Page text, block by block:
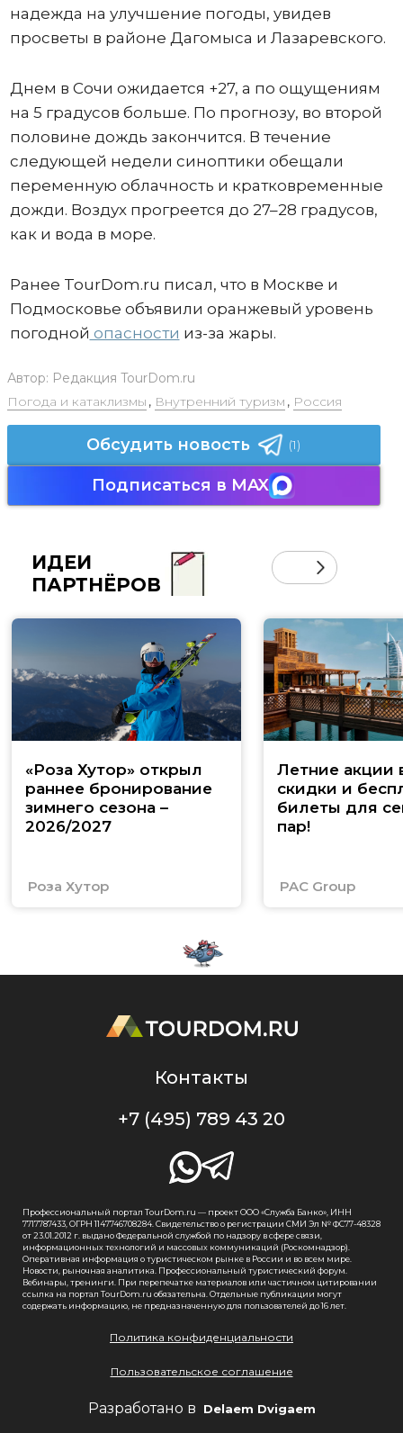
надежда на улучшение погоды, увидев
просветы в районе Дагомыса и Лазаревского.
Днем в Сочи ожидается +27, а по ощущениям
на 5 градусов больше. По прогнозу, во второй
половине дождь закончится. В течение
следующей недели синоптики обещали
переменную облачность и кратковременные
дожди. Воздух прогреется до 27–28 градусов,
как и вода в море.
Ранее TourDom.ru писал, что в Москве и
Подмосковье объявили оранжевый уровень
погодной опасности из-за жары.
Автор: Редакция TourDom.ru
Погода и катаклизмы , Внутренний туризм , Россия
Обсудить новость (1)
Подписаться в MAX
ИДЕИ
ПАРТНЁРОВ
«Роза Хутор» открыл
раннее бронирование
зимнего сезона –
2026/2027
Роза Хутор
Летние акции
скидки и
билеты для
пар!
PAC Group
Контакты
+7 (495) 789 43 20
Профессиональный портал TourDom.ru — проект ООО «Служба Банко», ИНН
7717787433, ОГРН 1147746708284. Свидетельство о регистрации СМИ Эл № ФС77-48328
от 23.01.2012 г. выдано Федеральной службой по надзору в сфере связи,
информационных технологий и массовых коммуникаций (Роскомнадзор).
Оперативная информация о туристическом рынке в России и во всем мире.
Новости, рыночная аналитика. Профессиональный туристический форум.
Вебинары, тренинги. При перепечатке материалов или частичном цитировании
ссылка на портал TourDom.ru обязательна. Отдельные публикации могут
содержать информацию, не предназначенную для пользователей до 16 лет.
Политика конфиденциальности
Пользовательское соглашение
Разработано в Delaem Dvigaem